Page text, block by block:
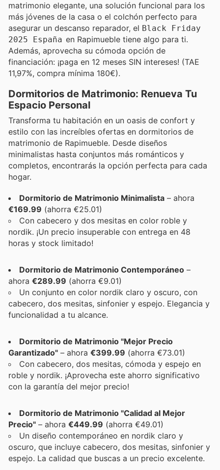
matrimonio elegante, una solución funcional para los
más jóvenes de la casa o el colchón perfecto para
asegurar un descanso reparador, el Black Friday
2025 España en Rapimueble tiene algo para ti.
Además, aprovecha su cómoda opción de
financiación: ¡paga en 12 meses SIN intereses! (TAE
11,97%, compra mínima 180€).
Dormitorios de Matrimonio: Renueva Tu
Espacio Personal
Transforma tu habitación en un oasis de confort y
estilo con las increíbles ofertas en dormitorios de
matrimonio de Rapimueble. Desde diseños
minimalistas hasta conjuntos más románticos y
completos, encontrarás la opción perfecta para cada
hogar.
Dormitorio de Matrimonio Minimalista – ahora
€169.99 (ahorra €25.01)
Con cabecero y dos mesitas en color roble y
nordik. ¡Un precio insuperable con entrega en 48
horas y stock limitado!
Dormitorio de Matrimonio Contemporáneo –
ahora €289.99 (ahorra €9.01)
Un conjunto en color nordik claro y oscuro, con
cabecero, dos mesitas, sinfonier y espejo. Elegancia y
funcionalidad a tu alcance.
Dormitorio de Matrimonio "Mejor Precio
Garantizado" – ahora €399.99 (ahorra €73.01)
Con cabecero, dos mesitas, cómoda y espejo en
roble y nordik. ¡Aprovecha este ahorro significativo
con la garantía del mejor precio!
Dormitorio de Matrimonio "Calidad al Mejor
Precio" – ahora €449.99 (ahorra €49.01)
Un diseño contemporáneo en nordik claro y
oscuro, que incluye cabecero, dos mesitas, sinfonier y
espejo. La calidad que buscas a un precio excelente.